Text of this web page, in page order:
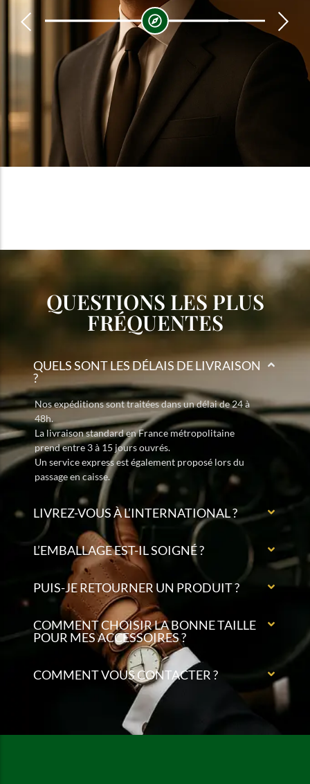
QUESTIONS LES PLUS
FRÉQUENTES
QUELS SONT LES DÉLAIS DE LIVRAISON
?
Nos expéditions sont traitées dans un délai de 24 à
48h.
La livraison standard en France métropolitaine
prend entre 3 à 15 jours ouvrés.
Un service express est également proposé lors du
passage en caisse.
LIVREZ-VOUS À L’INTERNATIONAL ?
L’EMBALLAGE EST-IL SOIGNÉ ?
PUIS-JE RETOURNER UN PRODUIT ?
COMMENT CHOISIR LA BONNE TAILLE
POUR MES ACCESSOIRES ?
COMMENT VOUS CONTACTER ?